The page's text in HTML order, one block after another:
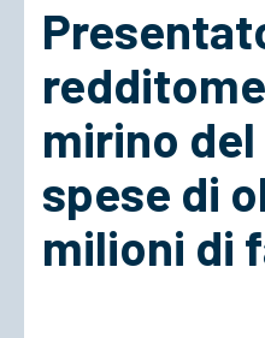
Cosa Facciamo
mirino
spese di
milioni di